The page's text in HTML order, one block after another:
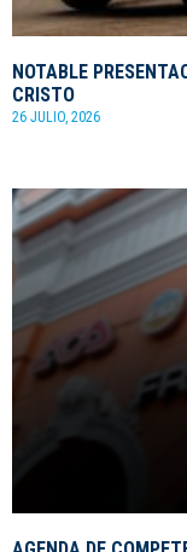
NOTABLE
CRISTO
26 JULIO, 2026